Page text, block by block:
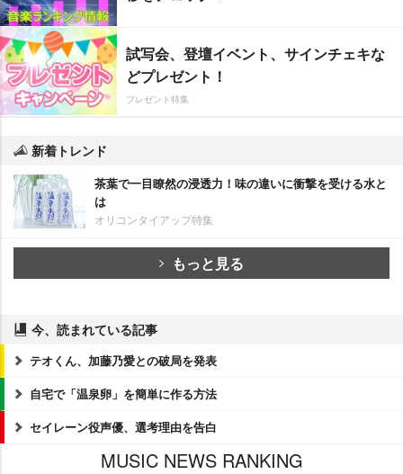
試写会、登壇イベント、サインチェキな
どプレゼント！
プレゼント特集
新着トレンド
茶葉で一目瞭然の浸透力！味の違いに衝撃を受ける水と
は
オリコンタイアップ特集
もっと見る
今、読まれている記事
テオくん、加藤乃愛との破局を発表
自宅で「温泉卵」を簡単に作る方法
セイレーン役声優、選考理由を告白
MUSIC NEWS RANKING